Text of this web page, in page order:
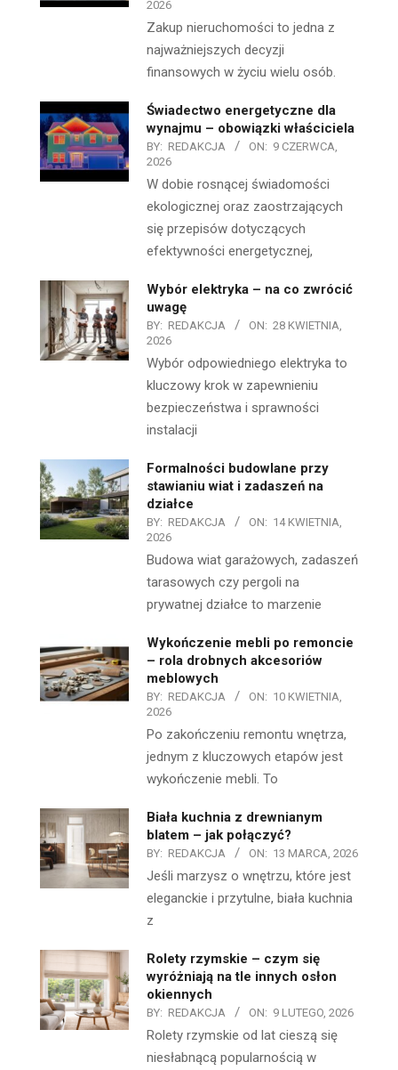
2026
Zakup nieruchomości to jedna z
najważniejszych decyzji
finansowych w życiu wielu osób.
Świadectwo energetyczne dla
wynajmu – obowiązki właściciela
BY: REDAKCJA ON: 9 CZERWCA,
2026
W dobie rosnącej świadomości
ekologicznej oraz zaostrzających
się przepisów dotyczących
efektywności energetycznej,
Wybór elektryka – na co zwrócić
uwagę
BY: REDAKCJA ON: 28 KWIETNIA,
2026
Wybór odpowiedniego elektryka to
kluczowy krok w zapewnieniu
bezpieczeństwa i sprawności
instalacji
Formalności budowlane przy
stawianiu wiat i zadaszeń na
działce
BY: REDAKCJA ON: 14 KWIETNIA,
2026
Budowa wiat garażowych, zadaszeń
tarasowych czy pergoli na
prywatnej działce to marzenie
Wykończenie mebli po remoncie
– rola drobnych akcesoriów
meblowych
BY: REDAKCJA ON: 10 KWIETNIA,
2026
Po zakończeniu remontu wnętrza,
jednym z kluczowych etapów jest
wykończenie mebli. To
Biała kuchnia z drewnianym
blatem – jak połączyć?
BY: REDAKCJA ON: 13 MARCA, 2026
Jeśli marzysz o wnętrzu, które jest
eleganckie i przytulne, biała kuchnia
z
Rolety rzymskie – czym się
wyróżniają na tle innych osłon
okiennych
BY: REDAKCJA ON: 9 LUTEGO, 2026
Rolety rzymskie od lat cieszą się
niesłabnącą popularnością w